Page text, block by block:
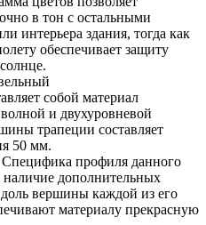
в тон с остальными
интерьера здания, тогда как
обеспечивает защиту
собой материал
и двухуровневой
трапеции составляет
50 мм.
профиля данного
дополнительных
вершины каждой из его
материалу прекрасную